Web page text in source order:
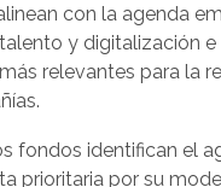
con la agenda
y digitalización e
relevantes para la
fondos identifican el
prioritaria por su